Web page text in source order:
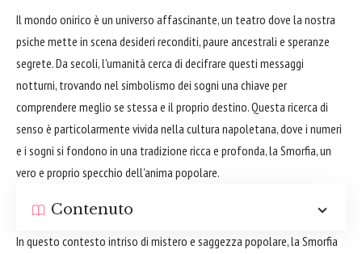
Il mondo onirico è un universo affascinante, un teatro dove la nostra
psiche mette in scena desideri reconditi, paure ancestrali e speranze
segrete. Da secoli, l'umanità cerca di decifrare questi messaggi
notturni, trovando nel simbolismo dei sogni una chiave per
comprendere meglio se stessa e il proprio destino. Questa ricerca di
senso è particolarmente vivida nella cultura napoletana, dove i numeri
e i sogni si fondono in una tradizione ricca e profonda, la Smorfia, un
vero e proprio specchio dell'anima popolare.
Contenuto
In questo contesto intriso di mistero e saggezza popolare, la Smorfia